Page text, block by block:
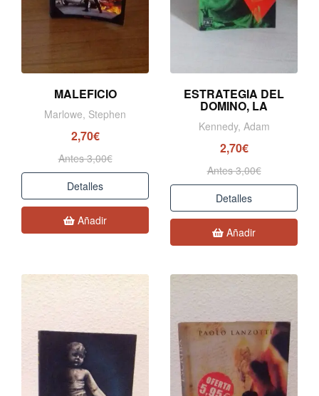
MALEFICIO
Marlowe, Stephen
2,70€
Antes 3,00€
Detalles
Añadir
ESTRATEGIA DEL
DOMINO, LA
Kennedy, Adam
2,70€
Antes 3,00€
Detalles
Añadir